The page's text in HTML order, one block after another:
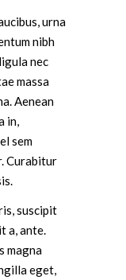
urna
nibh
nec
massa
Aenean
in,
sem
Curabitur
suscipit
a, ante.
magna
eget,